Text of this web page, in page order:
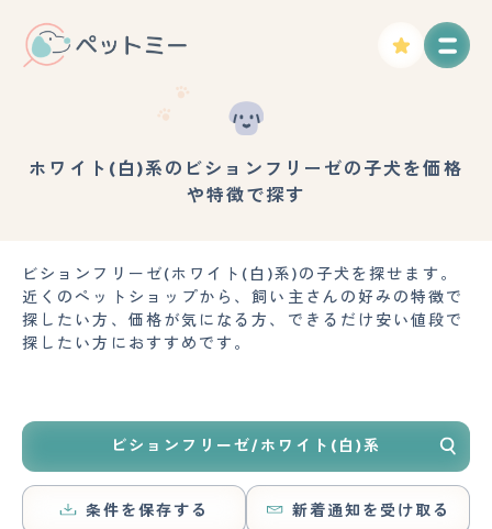
ホワイト(白)系のビションフリーゼの子犬を価格
や特徴で探す
ビションフリーゼ(ホワイト(白)系)の子犬を探せます。
近くのペットショップから、飼い主さんの好みの特徴で
探したい方、価格が気になる方、できるだけ安い値段で
探したい方におすすめです。
ビションフリーゼ/ホワイト(白)系
条件を保存する 新着通知を受け取る